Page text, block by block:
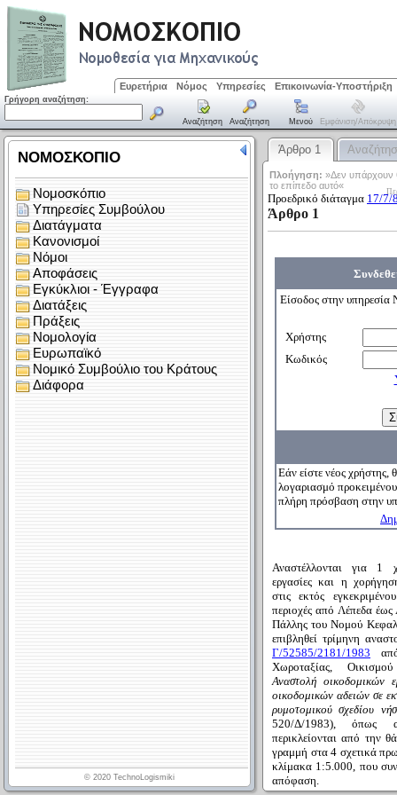
Ευρετήρια Νόμος Υπηρεσίες Επικοινωνία-Υποστήριξη
Γρήγορη αναζήτηση:
Αναζήτηση Αναζήτηση Μενού Εμφάνιση/απόκρυψη
Άρθρο 1